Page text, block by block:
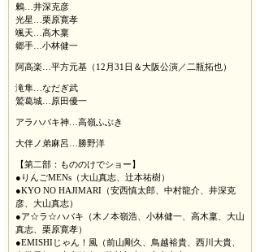
鶫…井深克彦
光星…栗原寛孝
颯天…高木稟
郷手…小林健一
阿高楽…平方元基（12月31日＆大阪公演／二瓶拓也）
滝隼…なだぎ武
鷲葛城…原田優一
アラハバキ神…高嶺ふぶき
大伴ノ弟麻呂…勝野洋
【第二部：もののけでショー】
●りんごMENs（大山真志、辻本祐樹）
●KYO NO HAJIMARI（安西慎太郎、中村龍介、井深克
彦、大山真志）
●ア☆ラ☆ハバキ（木ノ本嶺浩、小林健一、高木稟、大山
真志、栗原寛孝）
●EMISHIじゃん！風（前山剛久、鳥越裕貴、西川大貴、